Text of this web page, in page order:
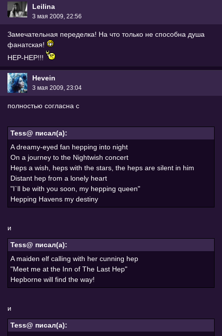
Leilina
3 мая 2009, 22:56
Замечательная переделка! На что только не способна душа
фанатская!
HEP-HEP!!!
Hevein
3 мая 2009, 23:04
полностью согласна с
Tess@ писал(а):
A dreamy-eyed fan hepping into night
On a journey to the Nightwish concert
Heps a wish, heps with the stars, the heps are silent in him
Distant hep from a lonely heart
"I`ll be with you soon, my hepping queen"
Hepping Havens my destiny
и
Tess@ писал(а):
A maiden elf calling with her cunning hep
"Meet me at the Inn of The Last Hep"
Hepborne will find the way!
и
Tess@ писал(а):